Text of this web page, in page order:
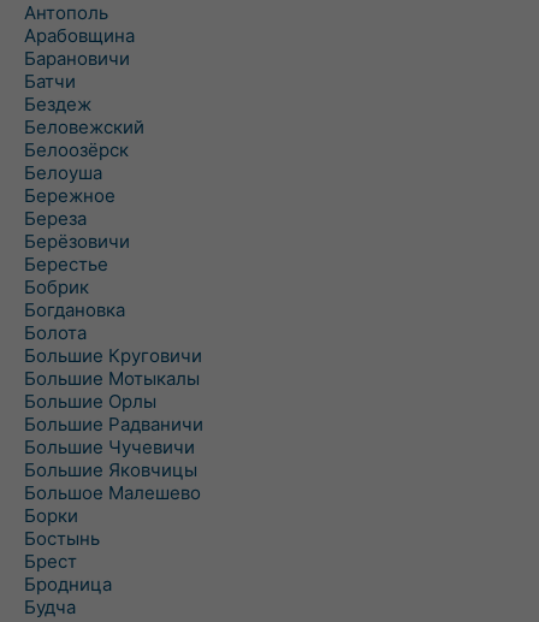
Антополь
Арабовщина
Барановичи
Батчи
Бездеж
Беловежский
Белоозёрск
Белоуша
Бережное
Береза
Берёзовичи
Берестье
Бобрик
Богдановка
Болота
Большие Круговичи
Большие Мотыкалы
Большие Орлы
Большие Радваничи
Большие Чучевичи
Большие Яковчицы
Большое Малешево
Борки
Бостынь
Брест
Бродница
Будча